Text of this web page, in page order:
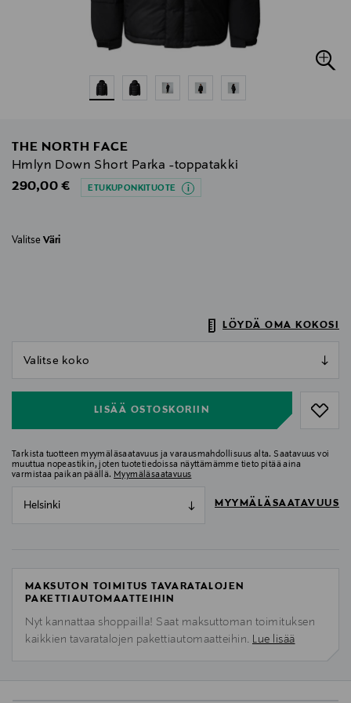
THE NORTH FACE
Hmlyn Down Short Parka -toppatakki
Original Price
290,00 € ETUKUPONKITUOTE
Valitse Väri
LÖYDÄ OMA KOKOSI
LISÄÄ OSTOSKORIIN
Tarkista tuotteen myymäläsaatavuus ja varausmahdollisuus alta. Saatavuus voi
muuttua nopeastikin, joten tuotetiedoissa näyttämämme tieto pitää aina
varmistaa paikan päällä. Myymäläsaatavuus
Helsinki MYYMÄLÄSAATAVUUS
MAKSUTON TOIMITUS TAVARATALOJEN
PAKETTIAUTOMAATTEIHIN
Nyt kannattaa shoppailla! Saat maksuttoman toimituksen
kaikkien tavaratalojen pakettiautomaatteihin. Lue lisää